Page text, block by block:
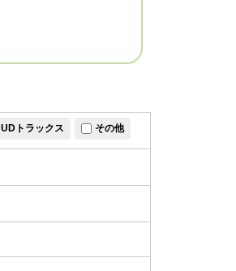
UDトラックス その他